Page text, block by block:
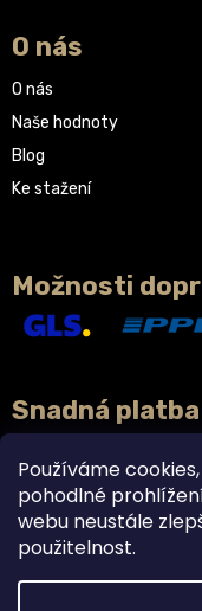
Používáme
pohodlné
webu neustále
použitelnost.
O nás
O nás
Naše hodnoty
Blog
Ke stažení
Možnosti
Snadná platba